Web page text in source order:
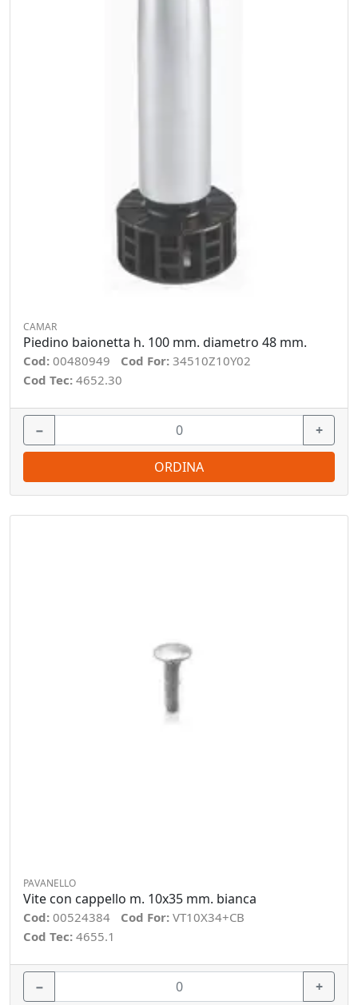
CAMAR
Piedino baionetta h. 100 mm. diametro 48 mm.
Cod: 00480949 Cod For: 34510Z10Y02
Cod Tec: 4652.30
− +
ORDINA
PAVANELLO
Vite con cappello m. 10x35 mm. bianca
Cod: 00524384 Cod For: VT10X34+CB
Cod Tec: 4655.1
− +